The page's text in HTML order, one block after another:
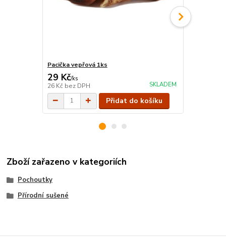
Pacička vepřová 1ks
29 Kč/ks
26 Kč bez DPH SKLADEM
Přidat do košíku
Zboží zařazeno v kategoriích
Pochoutky
Přírodní sušené